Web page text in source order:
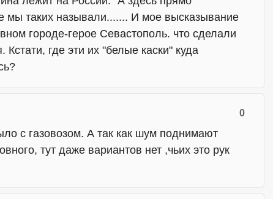
мы таких называли....... И мое высказывание
городе-герое Севастополь. что сделали
где эти их "белые каски" куда
0
с газовозом. А так как шум поднимают
тут даже вариантов нет ,чьих это рук